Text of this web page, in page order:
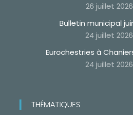
26 juillet 2026
Bulletin municipal
24 juillet 2026
Eurochestries à
24 juillet 2026
THÉMATIQUES